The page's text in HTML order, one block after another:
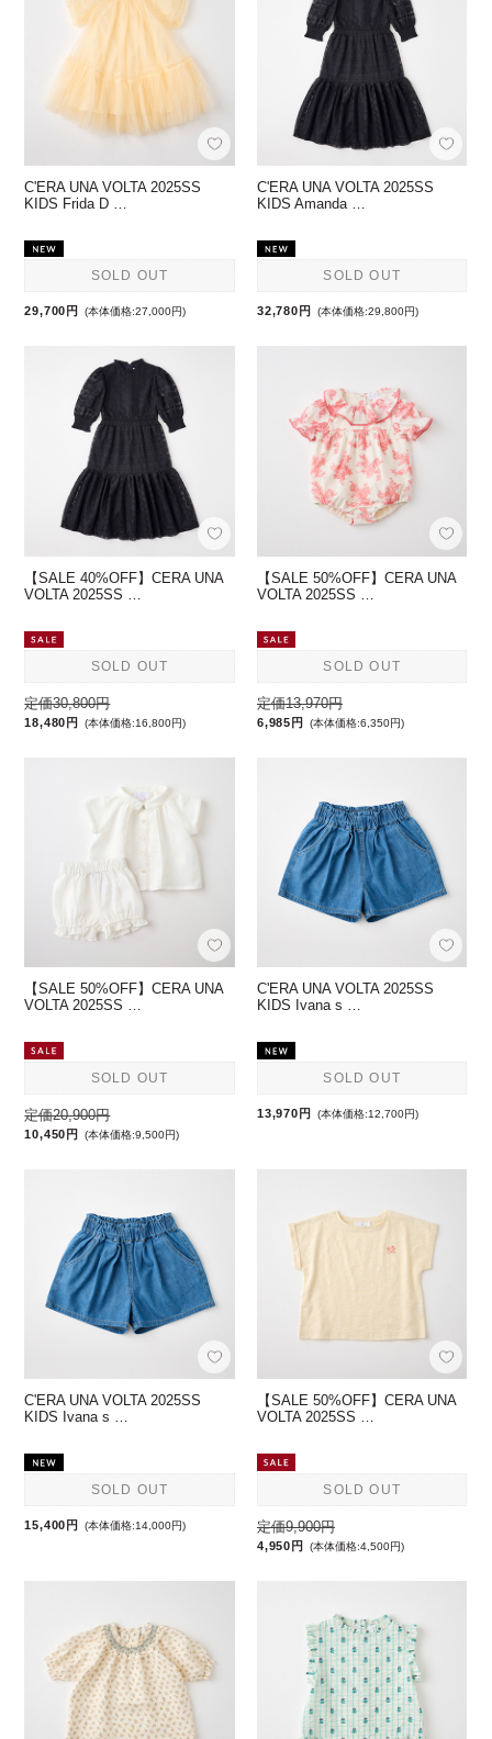
C'ERA UNA VOLTA 2025SS
KIDS Frida D …
SOLD OUT
29,700円 (本体価格:27,000円)
C'ERA UNA VOLTA 2025SS
KIDS Amanda …
SOLD OUT
32,780円 (本体価格:29,800円)
【SALE 40%OFF】CERA UNA
VOLTA 2025SS …
SOLD OUT
定価30,800円
18,480円 (本体価格:16,800円)
【SALE 50%OFF】CERA UNA
VOLTA 2025SS …
SOLD OUT
定価13,970円
6,985円 (本体価格:6,350円)
【SALE 50%OFF】CERA UNA
VOLTA 2025SS …
SOLD OUT
定価20,900円
10,450円 (本体価格:9,500円)
C'ERA UNA VOLTA 2025SS
KIDS Ivana s …
SOLD OUT
13,970円 (本体価格:12,700円)
C'ERA UNA VOLTA 2025SS
KIDS Ivana s …
SOLD OUT
15,400円 (本体価格:14,000円)
【SALE 50%OFF】CERA UNA
VOLTA 2025SS …
SOLD OUT
定価9,900円
4,950円 (本体価格:4,500円)